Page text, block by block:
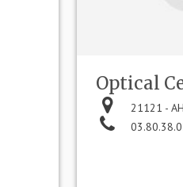
Optical
21121 -